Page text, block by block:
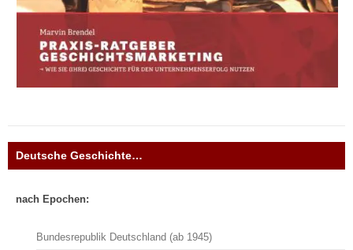
Deutsche Geschichte…
nach Epochen:
Bundesrepublik Deutschland (ab 1945)